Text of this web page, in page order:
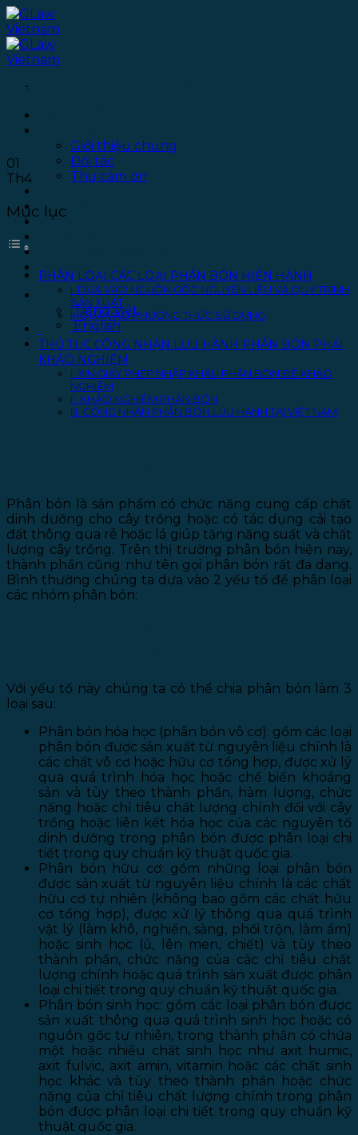
Bỏ
qua
nội
dung
Giới thiệu chung
Đối tác
Thư cảm ơn
Thư viện
Văn phòng
Liên hệ
Tiếng Việt
Tiếng Việt
English
Phân loại Phân Bón và Thủ tục
nhập khẩu Phân Bón
01
Th4
Mục lục
PHÂN LOẠI CÁC LOẠI PHÂN BÓN HIỆN HÀNH
I. DỰA VÀO NGUỒN GỐC NGUYÊN LIỆU VÀ QUY TRÌNH
SẢN XUẤT
II. DỰA VÀO PHƯƠNG THỨC SỬ DỤNG
THỦ TỤC CÔNG NHẬN LƯU HÀNH PHÂN BÓN PHẢI
KHẢO NGHIỆM
I. XIN GIẤY PHÉP NHẬP KHẨU PHÂN BÓN ĐỂ KHẢO
NGHIỆM
II. KHẢO NGHIỆM PHÂN BÓN
III. CÔNG NHẬN PHÂN BÓN LƯU HÀNH TẠI VIỆT NAM
Phân bón là sản phẩm có chức năng cung cấp chất
dinh dưỡng cho cây trồng hoặc có tác dụng cải tạo
đất thông qua rễ hoặc lá giúp tăng năng suất và chất
lượng cây trồng. Trên thị trường phân bón hiện nay,
thành phần cũng như tên gọi phân bón rất đa dạng.
Bình thường chúng ta dựa vào 2 yếu tố để phân loại
các nhóm phân bón:
Với yếu tố này chúng ta có thể chia phân bón làm 3
loại sau:
Phân bón hóa học (phân bón vô cơ): gồm các loại
phân bón được sản xuất từ nguyên liệu chính là
các chất vô cơ hoặc hữu cơ tổng hợp, được xử lý
qua quá trình hóa học hoặc chế biến khoáng
sản và tùy theo thành phần, hàm lượng, chức
năng hoặc chỉ tiêu chất lượng chính đối với cây
trồng hoặc liên kết hóa học của các nguyên tố
dinh dưỡng trong phân bón được phân loại chi
tiết trong quy chuẩn kỹ thuật quốc gia.
Phân bón hữu cơ: gồm những loại phân bón
được sản xuất từ nguyên liệu chính là các chất
hữu cơ tự nhiên (không bao gồm các chất hữu
cơ tổng hợp), được xử lý thông qua quá trình
vật lý (làm khô, nghiền, sàng, phối trộn, làm ẩm)
hoặc sinh học (ủ, lên men, chiết) và tùy theo
thành phần, chức năng của các chỉ tiêu chất
lượng chính hoặc quá trình sản xuất được phân
loại chi tiết trong quy chuẩn kỹ thuật quốc gia.
Phân bón sinh học: gồm các loại phân bón được
sản xuất thông qua quá trình sinh học hoặc có
nguồn gốc tự nhiên, trong thành phần có chứa
một hoặc nhiều chất sinh học như axit humic,
axit fulvic, axit amin, vitamin hoặc các chất sinh
học khác và tùy theo thành phần hoặc chức
năng của chỉ tiêu chất lượng chính trong phân
bón được phân loại chi tiết trong quy chuẩn kỹ
thuật quốc gia.